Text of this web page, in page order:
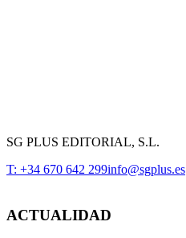
SG PLUS EDITORIAL, S.L.
T: +34 670 642 299info@sgplus.es
ACTUALIDAD